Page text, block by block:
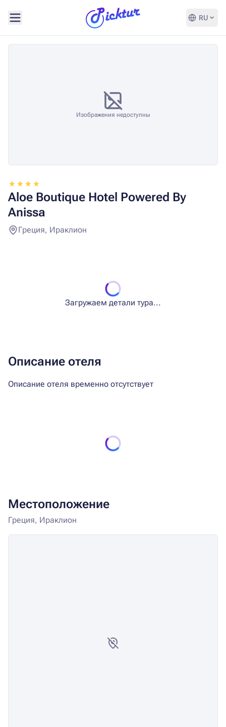
RU
Изображения недоступны
Aloe Boutique Hotel Powered By
Anissa
Греция, Ираклион
Загружаем детали тура...
Описание отеля
Описание отеля временно отсутствует
Местоположение
Греция, Ираклион